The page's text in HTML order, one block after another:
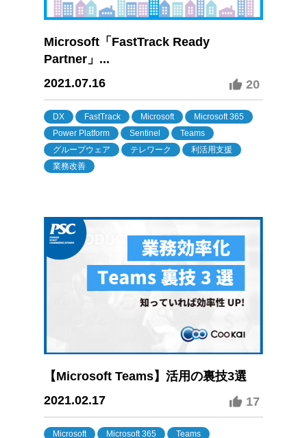
Microsoft「FastTrack Ready
Partner」...
2021.07.16
20
DX FastTrack Microsoft
Microsoft 365
Power Platform
Sentinel
Teams
グループウェア
テレワーク
利活用支援
業務改善
【Microsoft Teams】活用の裏技3選
2021.02.17
17
Microsoft Microsoft 365
Teams